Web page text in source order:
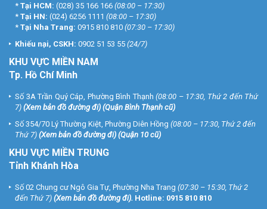
* Tại HCM: (028) 35 166 166 (08:00 – 17:30)
* Tại HN: (024) 6256 1111 (08:00 – 17:30)
* Tại Nha Trang: 0915 810 810 (07:30 – 17:30)
Khiếu nại, CSKH: 0902 51 53 55 (24/7)
KHU VỰC MIỀN NAM
Tp. Hồ Chí Minh
Số 3A Trần Quý Cáp, Phường Bình Thạnh (08:00 – 17:30, Thứ 2 đến Thứ
7) (Xem bản đồ đường đi) (Quận Bình Thạnh cũ)
Số 354/70 Lý Thường Kiệt, Phường Diên Hồng (08:00 – 17:30, Thứ 2 đến
Thứ 7) (Xem bản đồ đường đi) (Quận 10 cũ)
KHU VỰC MIỀN TRUNG
Tỉnh Khánh Hòa
Số 02 Chung cư Ngô Gia Tự, Phường Nha Trang (07:30 – 15:30, Thứ 2
đến Thứ 7) (Xem bản đồ đường đi). Hotline: 0915 810 810